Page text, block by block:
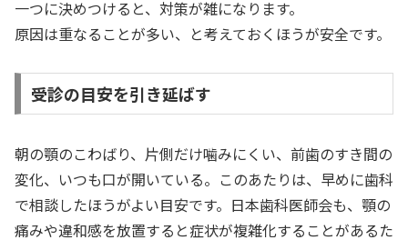
一つに決めつけると、対策が雑になります。
原因は重なることが多い、と考えておくほうが安全です。
受診の目安を引き延ばす
朝の顎のこわばり、片側だけ噛みにくい、前歯のすき間の
変化、いつも口が開いている。このあたりは、早めに歯科
で相談したほうがよい目安です。日本歯科医師会も、顎の
痛みや違和感を放置すると症状が複雑化することがあるた